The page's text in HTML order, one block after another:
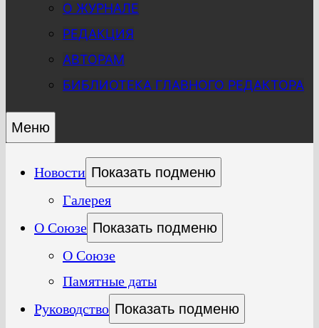
О ЖУРНАЛЕ
РЕДАКЦИЯ
АВТОРАМ
БИБЛИОТЕКА ГЛАВНОГО РЕДАКТОРА
Меню
Новости Показать подменю
Галерея
О Союзе Показать подменю
О Союзе
Памятные даты
Руководство Показать подменю